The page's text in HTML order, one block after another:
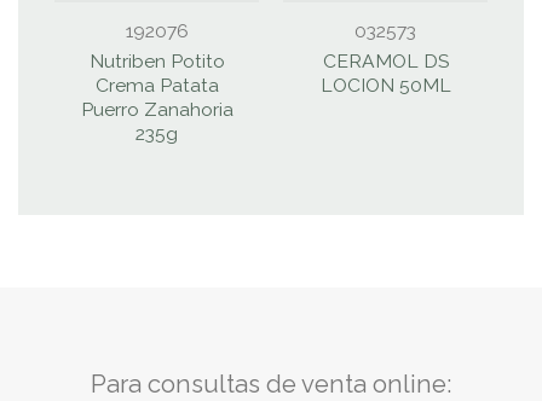
192076
Nutriben Potito
Crema Patata
Puerro Zanahoria
235g
032573
CERAMOL DS
LOCION 50ML
Para consultas de venta online: